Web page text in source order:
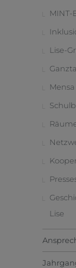
MINT-
Lise-
Lise